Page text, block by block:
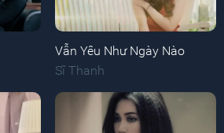
Vẫn Yêu Như Ngày Nào
Sĩ Thanh